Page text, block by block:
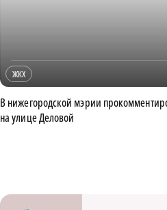
ЖКХ
В нижегородской мэрии
на улице Деловой